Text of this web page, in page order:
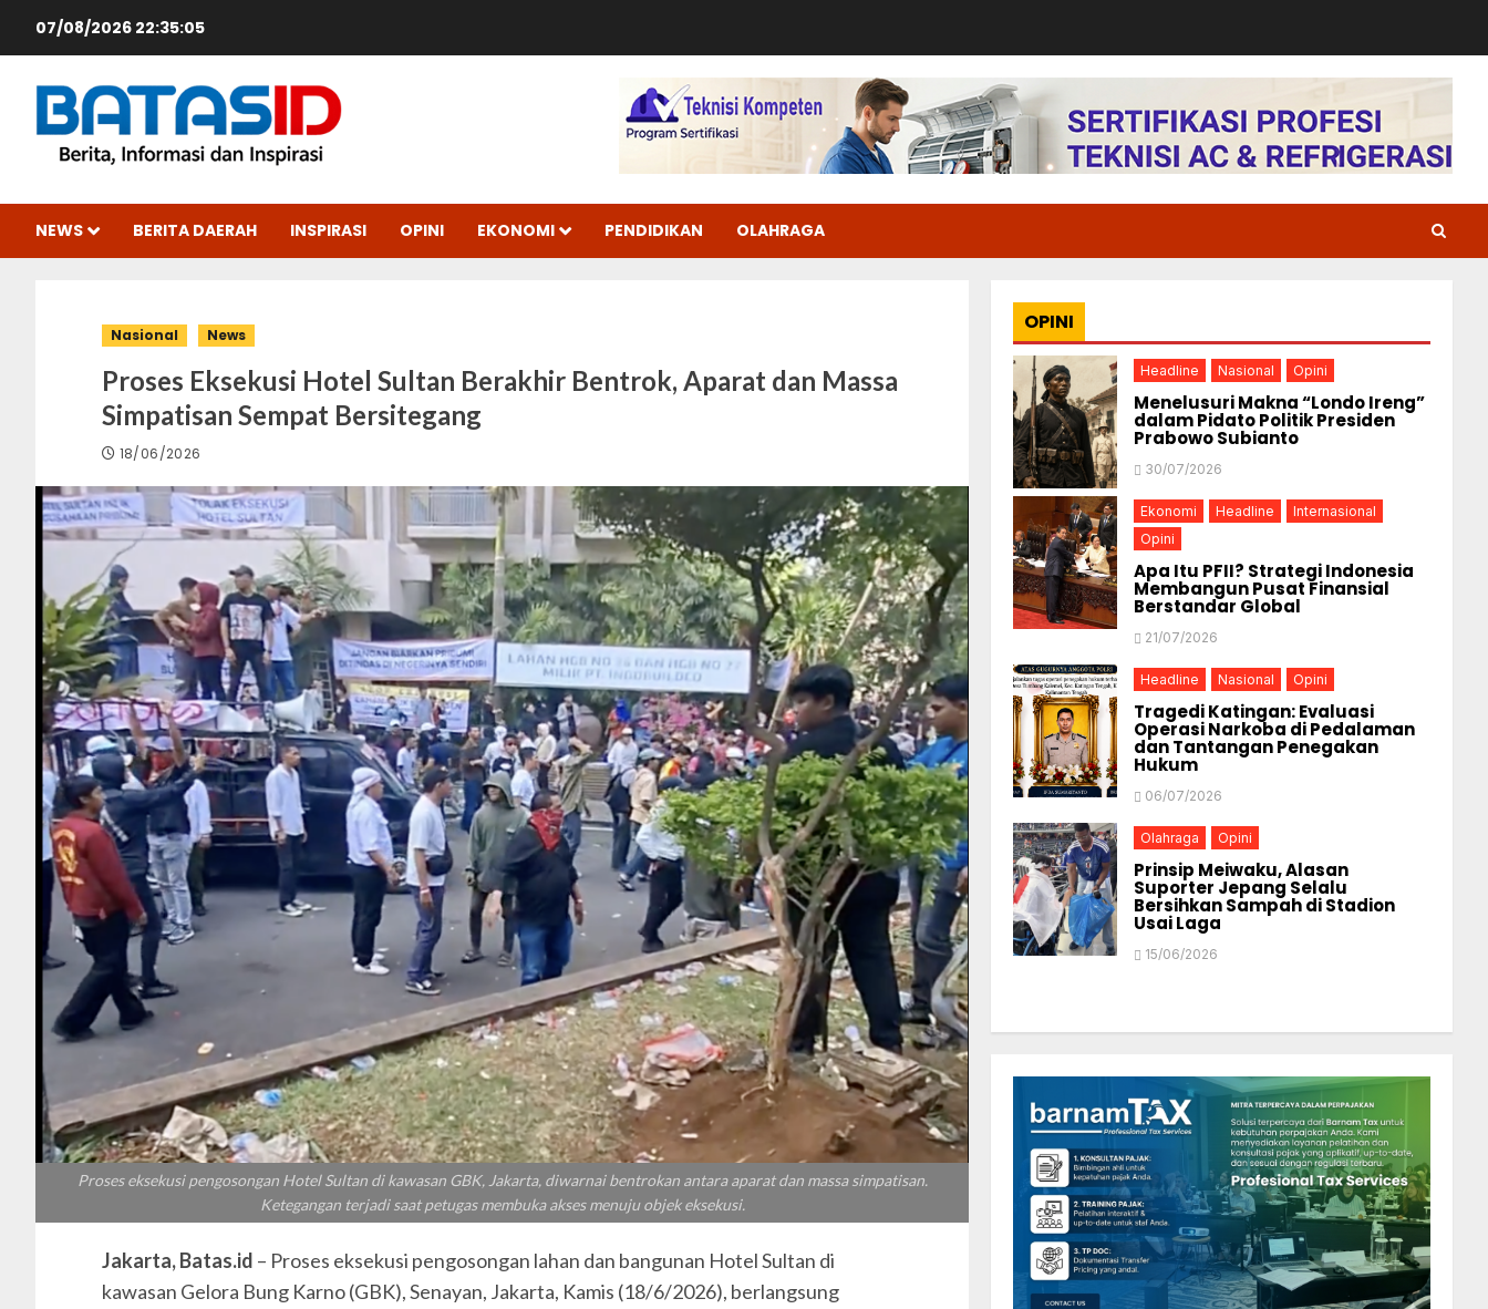
07/08/2026 22:35:06
NEWS BERITA DAERAH INSPIRASI OPINI EKONOMI PENDIDIKAN OLAHRAGA
Nasional News
Proses Eksekusi Hotel Sultan Berakhir Bentrok, Aparat dan Massa
Simpatisan Sempat Bersitegang
18/06/2026
Proses eksekusi pengosongan Hotel Sultan di kawasan GBK, Jakarta, diwarnai bentrokan antara aparat dan massa simpatisan.
Ketegangan terjadi saat petugas membuka akses menuju objek eksekusi.
Jakarta, Batas.id – Proses eksekusi pengosongan lahan dan bangunan Hotel Sultan di
kawasan Gelora Bung Karno (GBK), Senayan, Jakarta, Kamis (18/6/2026), berlangsung
OPINI
Headline Nasional Opini
Menelusuri Makna “Londo Ireng”
dalam Pidato Politik Presiden
Prabowo Subianto
30/07/2026
Ekonomi Headline
Internasional
Opini
Apa Itu PFII? Strategi Indonesia
Membangun Pusat Finansial
Berstandar Global
21/07/2026
Headline Nasional Opini
Tragedi Katingan: Evaluasi
Operasi Narkoba di Pedalaman
dan Tantangan Penegakan
Hukum
06/07/2026
Olahraga Opini
Prinsip Meiwaku, Alasan
Suporter Jepang Selalu
Bersihkan Sampah di Stadion
Usai Laga
15/06/2026